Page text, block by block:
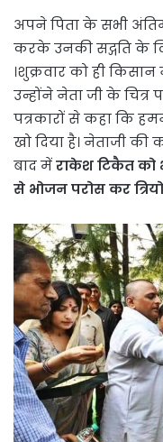
अपने पिता के सभी
करके उनकी सद्गति के
।शुक्रवार को ही
उन्होंने नेता जी के चित्र
पत्रकारों से कहा कि
खो दिया है। नेताजी की
बाद मेंराकेश टिकैत को
से भोजन परोस कर